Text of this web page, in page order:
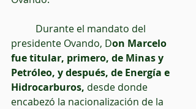
presidente Ovando, Don Marcelo
fue titular, primero, de Minas y
Petróleo, y después, de Energía e
Hidrocarburos, desde donde
encabezó la nacionalización de la